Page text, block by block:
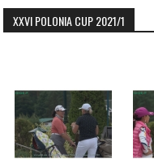
XXVI POLONIA CUP 2021/1